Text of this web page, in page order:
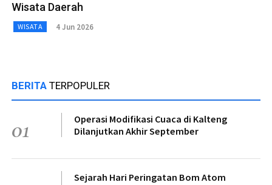
Wisata Daerah
WISATA 4 Jun 2026
BERITA TERPOPULER
01
Operasi Modifikasi Cuaca di Kalteng
Dilanjutkan Akhir September
Sejarah Hari Peringatan Bom Atom